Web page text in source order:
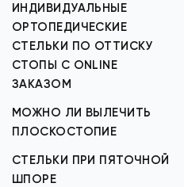
ИНДИВИДУАЛЬНЫЕ
ОРТОПЕДИЧЕСКИЕ
СТЕЛЬКИ ПО ОТТИСКУ
СТОПЫ С ONLINE
ЗАКАЗОМ
МОЖНО ЛИ ВЫЛЕЧИТЬ
ПЛОСКОСТОПИЕ
СТЕЛЬКИ ПРИ ПЯТОЧНОЙ
ШПОРЕ